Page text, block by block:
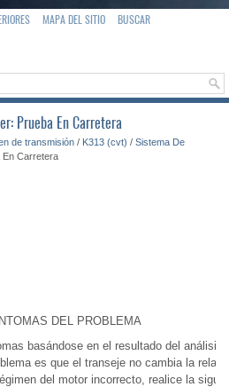
MAPA DEL SITIO BUSCAR
Prueba En Carretera
de transmisión / K313 (cvt) / Sistema De
En Carretera
DEL PROBLEMA
basándose en el resultado del análisis
es que el transeje no cambia la
del motor incorrecto, realice la